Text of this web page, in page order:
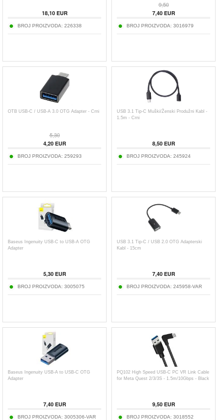
18,10EUR
BROJ PROIZVODA: 226338
9,50
7,40EUR
BROJ PROIZVODA: 3016979
OTB USB-C / USB-A 3.0 OTG Adapter - Crni
5,30
4,20EUR
BROJ PROIZVODA: 259293
USB 3.1 Tip-C Muški/Ženski Produžni Kabl -
1.5m - Crni
8,50EUR
BROJ PROIZVODA: 245924
Baseus Ingenuity USB-C to USB-A OTG
Adapter
5,30EUR
BROJ PROIZVODA: 3005075
USB 3.1 Tip-C / USB 2.0 OTG Adapterski
Kabl - 15cm
7,40EUR
BROJ PROIZVODA: 245958-VAR
Baseus Ingenuity USB-A to USB-C OTG
Adapter
7,40EUR
BROJ PROIZVODA: 3005306-VAR
PQ102 High Speed USB-C PC VR Link Cable
for Meta Quest 2/3/3S - 1.5m/10Gbps - Black
9,50EUR
BROJ PROIZVODA: 3018552